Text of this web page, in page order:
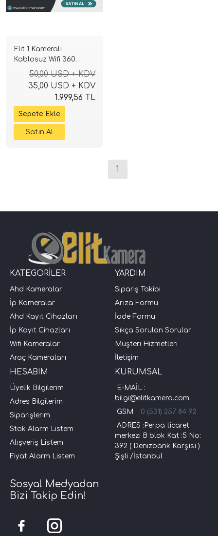
Elit 1 Kameralı
Kablosuz Wifi 360
Derece sesli 4 M.p
GeceRenkli Tak Çalıştır
İp Kamera Seti ( 64GB )
50,00 USD + KDV
35,00 USD + KDV
1.999,56 TL
1
KATEGORİLER
Ahd Kameralar
İp Kameralar
Ahd Kayıt Cihazları
İp Kayıt Cihazları
Wifi Kameralar
Araç Kameraları
YARDIM
Sipariş Takibi
Arıza Formu
İade Formu
Sıkça Sorulan Sorular
Müşteri Hizmetleri
İletişim
HESABIM
Üyelik Bilgilerim
Adres Bilgilerim
Siparişlerim
Stok Alarm Listem
Alışveriş Listem
Fiyat Alarm Listem
KURUMSAL
E-MAİL :
bilgi@elitkamera.com
GSM : 0 (531) 257 84 92
ADRES :Perpa ticaret
merkezi B blok Kat :5 No:
392 ( Denizbank Karşısı )
Şişli /İstanbul
Sosyal Medyadan
Bizi Takip Edin!